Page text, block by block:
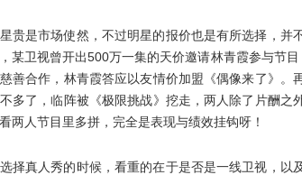
贵是市场使然，不过明星的报价也是有所选择，并
某卫视曾开出500万一集的天价邀请林青霞参与节
善合作，林青霞答应以友情价加盟《偶像来了》。
多了，临阵被《极限挑战》挖走，两人除了片酬之
两人节目里多拼，完全是表现与绩效挂钩呀！
择真人秀的时候，看重的在于是否是一线卫视，以